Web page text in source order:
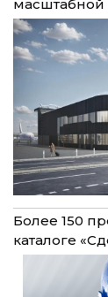
масштабной
Более 150
каталоге